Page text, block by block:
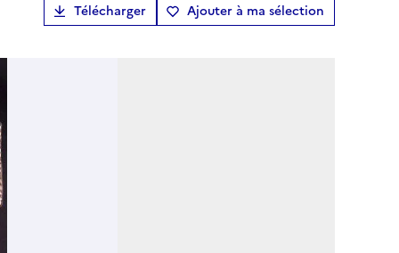
Télécharger Ajouter à ma sélection